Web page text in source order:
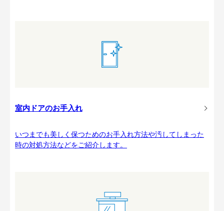
室内ドアのお手入れ
いつまでも美しく保つためのお手入れ方法や汚してしまった
時の対処方法などをご紹介します。